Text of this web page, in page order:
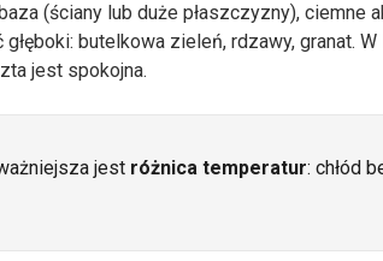
(ściany lub duże płaszczyzny), ciemne
butelkowa zieleń, rdzawy, granat.
jest spokojna.
jest różnica temperatur: chłód